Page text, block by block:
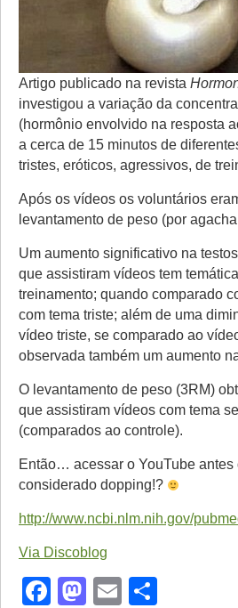
Artigo publicado na revista
investigou a variação da
(hormônio envolvido na resposta
a cerca de 15 minutos de
tristes, eróticos, agressivos, de
Após os vídeos os voluntários
levantamento de peso (por
Um aumento significativo na
que assistiram vídeos tem
treinamento; quando comparado
com tema triste; além de uma
vídeo triste, se comparado ao
observada também um aumento
O levantamento de peso (3RM)
que assistiram vídeos com tema
(comparados ao controle).
Então… acessar o YouTube
considerado dopping!?
http://www.ncbi.nlm.nih.gov/
Via Discoblog
Facebook
Mastodon
Email